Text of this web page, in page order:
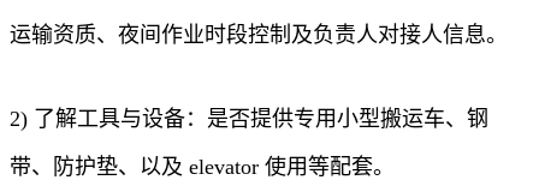
运输资质、夜间作业时段控制及负责人对接人信息。
2) 了解工具与设备：是否提供专用小型搬运车、钢
带、防护垫、以及 elevator 使用等配套。